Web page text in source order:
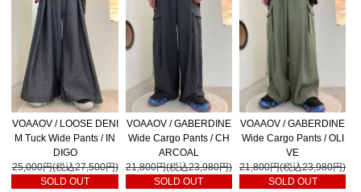
VOAAOV / LOOSE DENI
M Tuck Wide Pants / IN
DIGO
25,000円(税込27,500円)
SOLD OUT
VOAAOV / GABERDINE
Wide Cargo Pants / CH
ARCOAL
21,800円(税込23,980円)
SOLD OUT
VOAAOV / GABERDINE
Wide Cargo Pants / OLI
VE
21,800円(税込23,980円)
SOLD OUT